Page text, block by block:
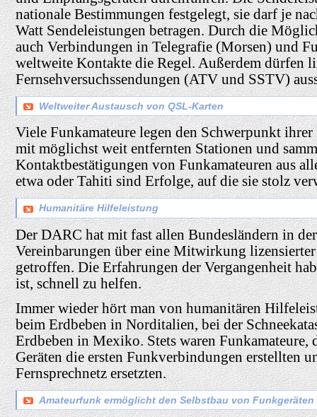
nationale Bestimmungen festgelegt, sie darf je
Watt Sendeleistungen betragen. Durch die
auch Verbindungen in Telegrafie (Morsen) und
weltweite Kontakte die Regel. Außerdem dürfen
Fernsehversuchssendungen (ATV und SSTV)
Weltweiter Austausch von QSL-Karten
Viele Funkamateure legen den Schwerpunkt
mit möglichst weit entfernten Stationen und
Kontaktbestätigungen von Funkamateuren aus
etwa oder Tahiti sind Erfolge, auf die sie stolz
Humanitäre Hilfeleistung
Der DARC hat mit fast allen Bundesländern in
Vereinbarungen über eine Mitwirkung
getroffen. Die Erfahrungen der Vergangenheit
ist, schnell zu helfen.
Immer wieder hört man von humanitären
beim Erdbeben in Norditalien, bei der
Erdbeben in Mexiko. Stets waren
Geräten die ersten Funkverbindungen erstellten
Fernsprechnetz ersetzten.
Amateurfunk ermöglicht den Selbstbau von Funkgeräten